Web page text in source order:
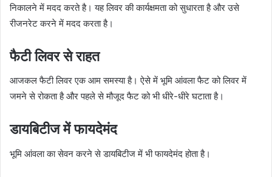
निकालने में मदद करते है। यह लिवर की कार्यक्षमता को सुधारता है और उसे
रीजनरेट करने में मदद करता है।
फैटी लिवर से राहत
आजकल फैटी लिवर एक आम समस्या है। ऐसे में भूमि आंवला फैट को लिवर में
जमने से रोकता है और पहले से मौजूद फैट को भी धीरे-धीरे घटाता है।
डायबिटीज में फायदेमंद
भूमि आंवला का सेवन करने से डायबिटीज में भी फायदेमंद होता है।